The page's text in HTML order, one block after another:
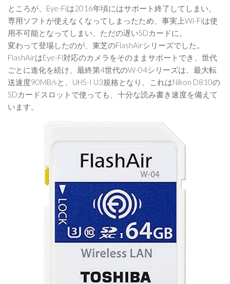
ところが、Eye-Fiは2016年頃にはサポート終了してしまい、
専用ソフトが使えなくなってしまったため、事実上Wi-Fiは使
用不可能となってしまい、ただの遅いSDカードに。
変わって登場したのが、東芝のFlashAirシリーズでした。
FlashAirはEye-Fi対応のカメラをそのままサポートでき、世代
ごとに進化を続け、最終第4世代のW-04シリーズは、最大転
送速度90MB/sと、UHS-I U3規格となり、これはNikon D810の
SDカードスロットで使っても、十分な読み書き速度を備えて
います。